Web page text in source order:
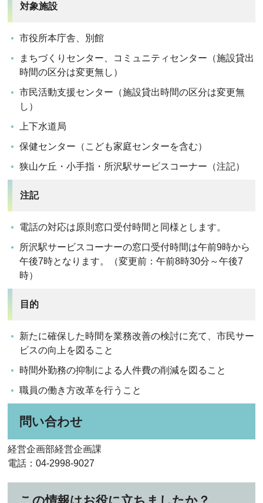
対象施設
市役所本庁舎、別館
まちづくりセンター、コミュニティセンター（施設貸出
時間の区分は変更無し）
市民活動支援センター（施設貸出時間の区分は変更無
し）
上下水道局
保健センター（こども家庭センターを含む）
狭山ケ丘・小手指・所沢駅サービスコーナー（注記）
注記
電話の対応は原則窓口受付時間と同様とします。
所沢駅サービスコーナーの窓口受付時間は午前9時から
午後7時となります。（変更前：午前8時30分～午後7
時）
目的
新たに確保した時間を業務改善の検討に充て、市民サー
ビスの向上を図ること
時間外勤務の抑制による人件費の削減を図ること
職員の働き方改革を行うこと
問い合わせ
経営企画部経営企画課
電話：04-2998-9027